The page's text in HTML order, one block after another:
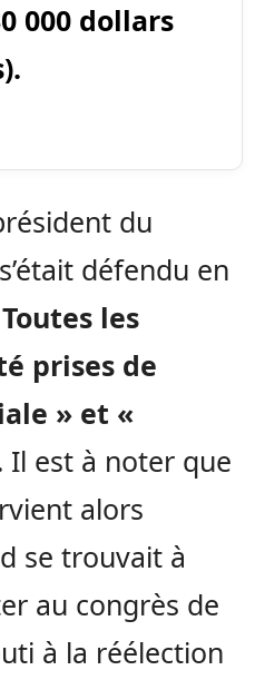
000 dollars
du
défendu en
les
prises de
» et «
Il est à noter que
alors
se trouvait à
au congrès de
à la réélection